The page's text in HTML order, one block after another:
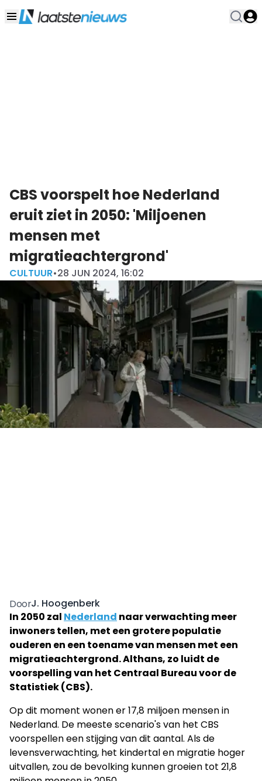
CBS voorspelt hoe Nederland
eruit ziet in 2050: 'Miljoenen
mensen met
migratieachtergrond'
CULTUUR•28 JUN 2024, 16:02
DoorJ. Hoogenberk
In 2050 zal Nederland naar verwachting meer
inwoners tellen, met een grotere populatie
ouderen en een toename van mensen met een
migratieachtergrond. Althans, zo luidt de
voorspelling van het Centraal Bureau voor de
Statistiek (CBS).
Op dit moment wonen er 17,8 miljoen mensen in
Nederland. De meeste scenario's van het CBS
voorspellen een stijging van dit aantal. Als de
levensverwachting, het kindertal en migratie hoger
uitvallen, zou de bevolking kunnen groeien tot 21,8